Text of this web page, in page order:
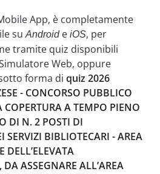
App, è completamente
suAndroide iOS, per
tramite quiz disponibili
Web, oppure
forma di quiz 2026
- CONCORSO PUBBLICO
COPERTURA A TEMPO PIENO
DI N. 2 POSTI DI
SERVIZI BIBLIOTECARI - AREA
DELL’ELEVATA
ASSEGNARE ALL’AREA